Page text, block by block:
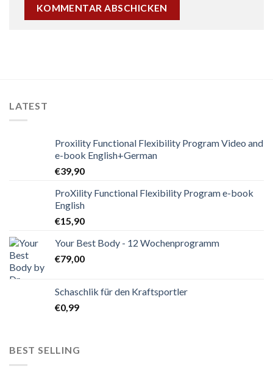
LATEST
Proxility Functional Flexibility Program Video and
e-book English+German
€39,90
ProXility Functional Flexibility Program e-book
English
€15,90
Your Best Body - 12 Wochenprogramm
€79,00
Schaschlik für den Kraftsportler
€0,99
BEST SELLING